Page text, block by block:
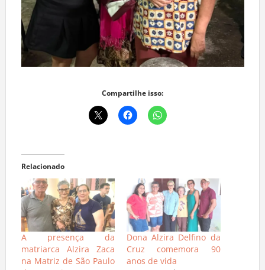
Compartilhe isso:
Relacionado
A presença da
matriarca Alzira Zaca
na Matriz de São Paulo
Dona Alzira Delfino da
Cruz comemora 90
anos de vida